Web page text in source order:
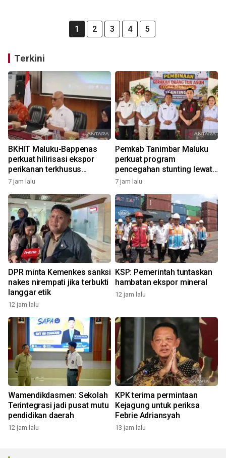
1 2 3 4 5
Terkini
BKHIT Maluku-Bappenas
perkuat hilirisasi ekspor
perikanan terkhusus
komoditas TCT
7 jam lalu
Pemkab Tanimbar Maluku
perkuat program
pencegahan stunting lewat
Genting 2026
7 jam lalu
DPR minta Kemenkes sanksi
nakes nirempati jika terbukti
langgar etik
12 jam lalu
KSP: Pemerintah tuntaskan
hambatan ekspor mineral
12 jam lalu
Wamendikdasmen: Sekolah
Terintegrasi jadi pusat mutu
pendidikan daerah
12 jam lalu
KPK terima permintaan
Kejagung untuk periksa
Febrie Adriansyah
13 jam lalu